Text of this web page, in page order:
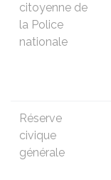
citoyenne de
la Police
nationale
Réserve
civique
générale